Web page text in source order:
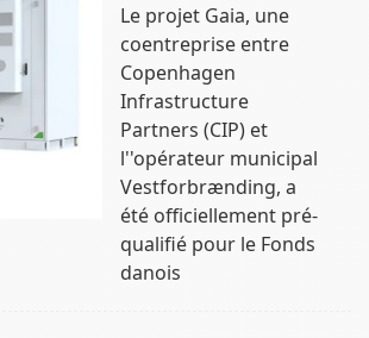
Le projet Gaia, une
coentreprise entre
Copenhagen
Infrastructure
Partners (CIP) et
l''opérateur municipal
Vestforbrænding, a
été officiellement pré-
qualifié pour le Fonds
danois